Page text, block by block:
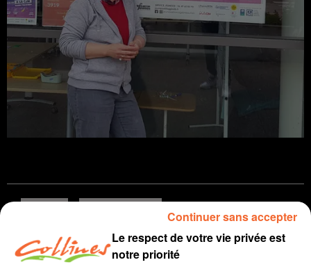
18 mai 2026 - 10 min 31 sec
JOURNAL DU LUNDI 18 MAI (SOIR)
Le respect de votre vie privée est
notre priorité
Continuer sans accepter